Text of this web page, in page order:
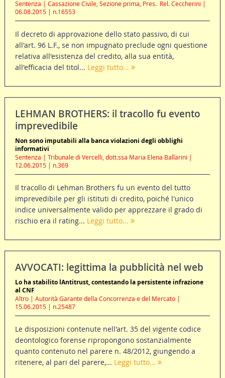
Sentenza | Cassazione Civile, Sezione prima, Pres.  Rel. Ceccherini |
06.08.2015 | n.16553
Il decreto di approvazione dello stato passivo, di cui
all'art. 96 L.F., se non impugnato preclude ogni questione
relativa all'esistenza del credito, alla sua entità,
all'efficacia del titol... Leggi tutto...
LEHMAN BROTHERS: il tracollo fu evento
imprevedibile
Non sono imputabili alla banca violazioni degli obblighi
informativi
Sentenza | Tribunale di Vercelli, dott.ssa Maria Elena Ballarini |
12.06.2015 | n.369
Il tracollo di Lehman Brothers fu un evento del tutto
imprevedibile per gli istituti di credito, poiché l'unico
indice universalmente valido per apprezzare il grado di
rischio era il rating... Leggi tutto...
AVVOCATI: legittima la pubblicità nel web
Lo ha stabilito lAntitrust, contestando la persistente infrazione
al CNF
Altro | Autorità Garante della Concorrenza e del Mercato |
15.06.2015 | n.25487
Le disposizioni contenute nell'art. 35 del vigente codice
deontologico forense ripropongono sostanzialmente
quanto contenuto nel parere n. 48/2012, giungendo a
ritenere, al pari del parere,... Leggi tutto...